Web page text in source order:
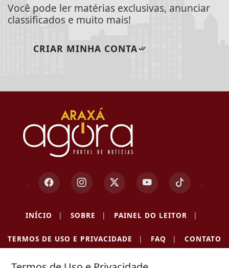
Você pode ler matérias exclusivas, anunciar
classificados e muito mais!
CRIAR MINHA CONTA
INÍCIO | SOBRE | PAINEL DO LEITOR |
TERMOS DE USO E PRIVACIDADE | FAQ | CONTATO